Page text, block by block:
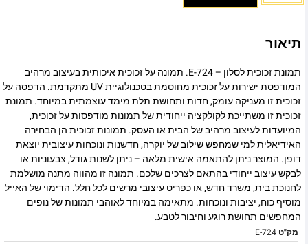
תיאור
תמונת זכוכית לסלון – E-724. תמונה על זכוכית איכותית בעיצוב מרהיב
המודפסת ישירות על זכוכית מחוסמת בטכנולוגיית UV מתקדמת. הדפסה על
זכוכית זו מעניקה עומק, חדות ותחושת תלת מימד עוצמתית במיוחד. תמונת
זכוכית זו משתייכת לקולקציה ייחודית של תמונות מודפסות על זכוכית,
המיועדות לעיצוב מרהיב של הבית או העסק. תמונות זכוכית הן הבחירה
האידיאלית למי שמחפש שילוב של יוקרה, חדשנות ונוכחות עיצובית יוצאת
דופן. המוצר ניתן להתאמה אישית מלאה – ניתן לשנות גודל, צבעוניות או
לבקש עיצוב ייחודי בהתאם לצרכים שלכם. תמונה זו מהווה מתנה מושלמת
לחנוכת בית, משרד חדש, או כפריט עיצובי מרשים לכל חלל. הדימוי של האייל
מוסיף כוח, יציבות ונוכחות. מתאימה במיוחד לאוהבי תמונות של נופים
המחפשים תחושת רוגע וחיבור לטבע.
מק"טE-724